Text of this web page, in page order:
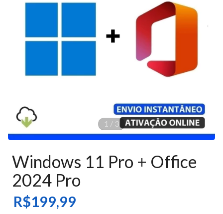
1 / 3
Windows 11 Pro + Office
2024 Pro
R$199,99